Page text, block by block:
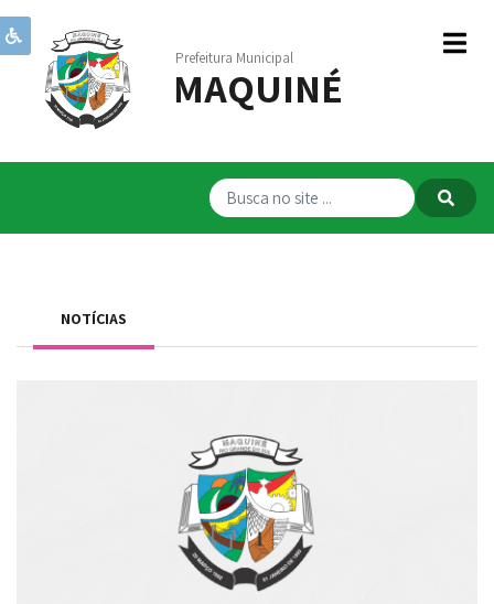
Prefeitura Municipal
MAQUINÉ
Institucional
Governo
ServiçosNOTÍCIAS